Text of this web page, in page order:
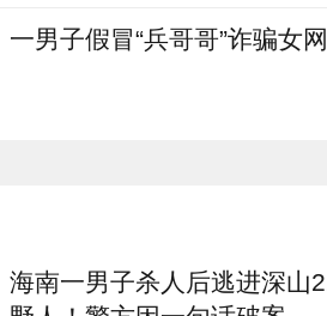
一男子假冒“兵哥哥”诈骗女
海南一男子杀人后逃进深山